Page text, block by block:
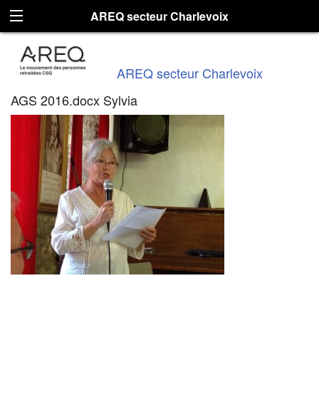
AREQ secteur Charlevoix
AREQ secteur Charlevoix
AGS 2016.docx Sylvia